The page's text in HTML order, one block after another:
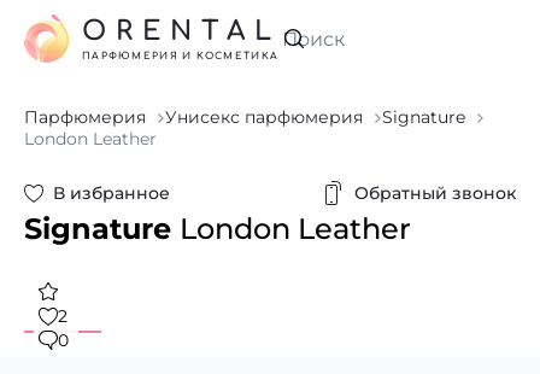
Искать
ORENTAL
ПАРФЮМЕРИЯ И КОСМЕТИКА
Парфюмерия Унисекс парфюмерия
Signature
London Leather
В избранное Обратный звонок
Signature London Leather
2
0